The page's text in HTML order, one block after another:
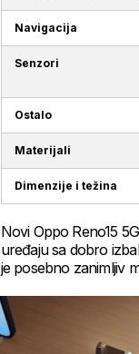
Navigacija
Senzori
Ostalo
Materijali
Dimenzije i težina
Novi Oppo Reno15
uređaju sa dobro
je posebno zanimljiv